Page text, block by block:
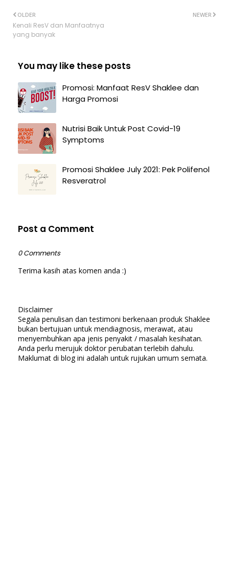
NEWER
OLDER
Kenali ResV dan Manfaatnya
yang banyak
You may like these posts
Promosi: Manfaat ResV Shaklee dan
Harga Promosi
Nutrisi Baik Untuk Post Covid-19
Symptoms
Promosi Shaklee July 2021: Pek Polifenol
Resveratrol
Post a Comment
0 Comments
Terima kasih atas komen anda :)
Disclaimer
Segala penulisan dan testimoni berkenaan produk Shaklee
bukan bertujuan untuk mendiagnosis, merawat, atau
menyembuhkan apa jenis penyakit / masalah kesihatan.
Anda perlu merujuk doktor perubatan terlebih dahulu.
Maklumat di blog ini adalah untuk rujukan umum semata.